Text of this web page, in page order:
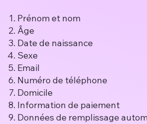
Prénom et nom
Âge
Date de naissance
Sexe
Email
Numéro de téléphone
Domicile
Information de paiement
Données de remplissage